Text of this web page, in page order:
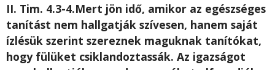
II. Tim. 4.3-4.Mert jön idő, amikor az egészséges
tanítást nem hallgatják szívesen, hanem saját
ízlésük szerint szereznek maguknak tanítókat,
hogy fülüket csiklandoztassák. Az igazságot